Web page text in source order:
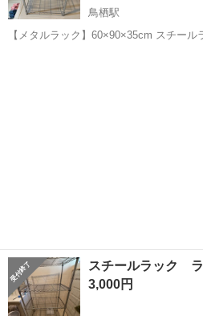
鳥栖駅
【メタルラック】60×90×35cm スチー
スチールラック
3,000円